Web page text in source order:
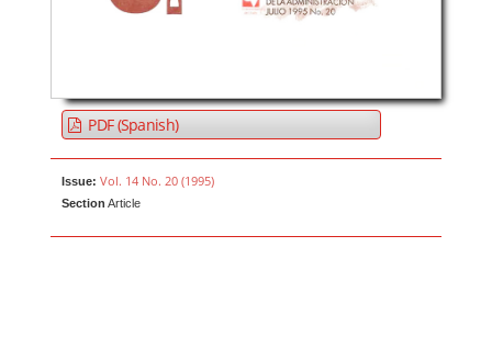
PDF (Spanish)
Issue: Vol. 14 No. 20 (1995)
Section Article